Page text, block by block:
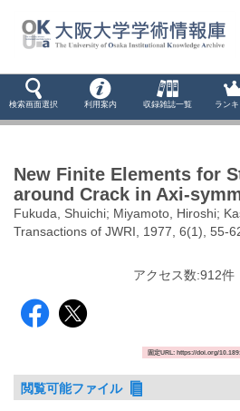
検索画面選択 利用案内 収録雑誌一覧 ラン
New Finite Elements for
around Crack in Axi-
Fukuda, Shuichi; Miyamoto, Hiroshi;
Transactions of JWRI, 1977, 6(1), 55-
アクセス数:912件
固定URL: https://doi.org/
閲覧可能ファイル